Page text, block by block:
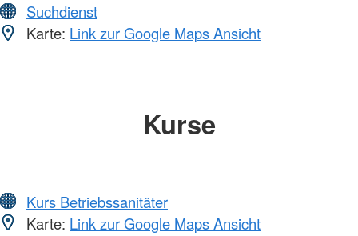
Suchdienst
Karte: Link zur Google Maps Ansicht
Kurse
Kurs Betriebssanitäter
Karte: Link zur Google Maps Ansicht